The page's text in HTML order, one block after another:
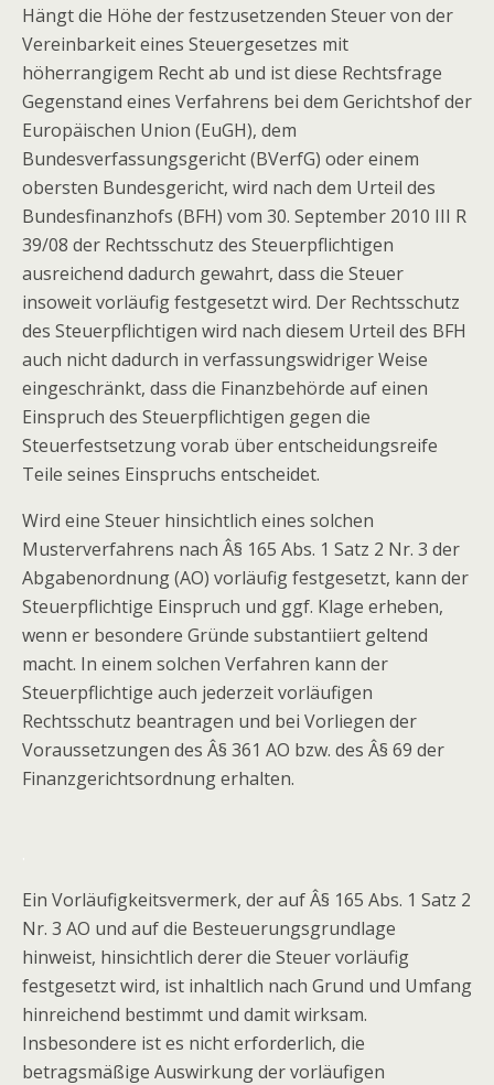
Hängt die Höhe der festzusetzenden Steuer von der
Vereinbarkeit eines Steuergesetzes mit
höherrangigem Recht ab und ist diese Rechtsfrage
Gegenstand eines Verfahrens bei dem Gerichtshof der
Europäischen Union (EuGH), dem
Bundesverfassungsgericht (BVerfG) oder einem
obersten Bundesgericht, wird nach dem Urteil des
Bundesfinanzhofs (BFH) vom 30. September 2010 III R
39/08 der Rechtsschutz des Steuerpflichtigen
ausreichend dadurch gewahrt, dass die Steuer
insoweit vorläufig festgesetzt wird. Der Rechtsschutz
des Steuerpflichtigen wird nach diesem Urteil des BFH
auch nicht dadurch in verfassungswidriger Weise
eingeschränkt, dass die Finanzbehörde auf einen
Einspruch des Steuerpflichtigen gegen die
Steuerfestsetzung vorab über entscheidungsreife
Teile seines Einspruchs entscheidet.
Wird eine Steuer hinsichtlich eines solchen
Musterverfahrens nach Â§ 165 Abs. 1 Satz 2 Nr. 3 der
Abgabenordnung (AO) vorläufig festgesetzt, kann der
Steuerpflichtige Einspruch und ggf. Klage erheben,
wenn er besondere Gründe substantiiert geltend
macht. In einem solchen Verfahren kann der
Steuerpflichtige auch jederzeit vorläufigen
Rechtsschutz beantragen und bei Vorliegen der
Voraussetzungen des Â§ 361 AO bzw. des Â§ 69 der
Finanzgerichtsordnung erhalten.
Ein Vorläufigkeitsvermerk, der auf Â§ 165 Abs. 1 Satz 2
Nr. 3 AO und auf die Besteuerungsgrundlage
hinweist, hinsichtlich derer die Steuer vorläufig
festgesetzt wird, ist inhaltlich nach Grund und Umfang
hinreichend bestimmt und damit wirksam.
Insbesondere ist es nicht erforderlich, die
betragsmäßige Auswirkung der vorläufigen